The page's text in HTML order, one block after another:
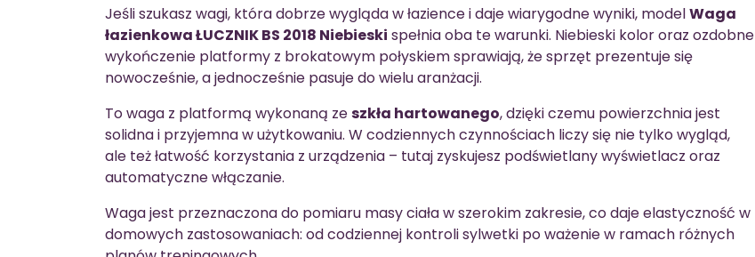
Jeśli szukasz wagi, która dobrze wygląda w łazience i daje wiarygodne wyniki, modelWaga
łazienkowa ŁUCZNIK BS 2018 Niebieski spełnia oba te warunki. Niebieski kolor oraz ozdobne
wykończenie platformy z brokatowym połyskiem sprawiają, że sprzęt prezentuje się
nowocześnie, a jednocześnie pasuje do wielu aranżacji.
To waga z platformą wykonaną zeszkła hartowanego, dzięki czemu powierzchnia jest
solidna i przyjemna w użytkowaniu. W codziennych czynnościach liczy się nie tylko wygląd,
ale też łatwość korzystania z urządzenia – tutaj zyskujesz podświetlany wyświetlacz oraz
automatyczne włączanie.
Waga jest przeznaczona do pomiaru masy ciała w szerokim zakresie, co daje elastyczność w
domowych zastosowaniach: od codziennej kontroli sylwetki po ważenie w ramach różnych